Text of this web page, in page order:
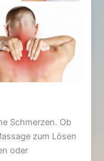
Schmerzen. Ob
zum Lösen
oder